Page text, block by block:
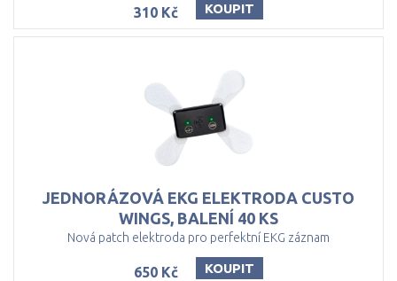
310 Kč KOUPIT
JEDNORÁZOVÁ EKG ELEKTRODA CUSTO
WINGS, BALENÍ 40 KS
Nová patch elektroda pro perfektní EKG záznam
650 Kč KOUPIT